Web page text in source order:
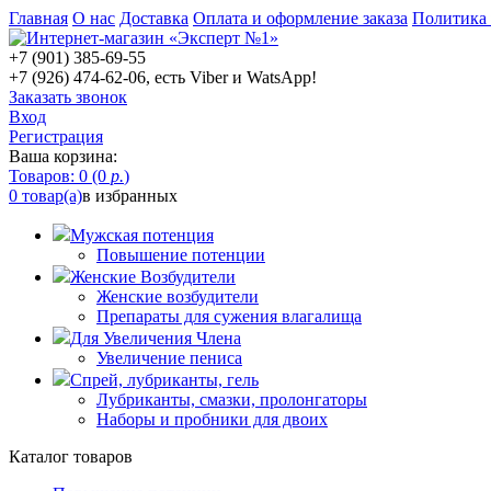
Главная О нас Доставка Оплата и оформление заказа Политика
+7 (901) 385-69-55
+7 (926) 474-62-06, есть Viber и WatsApp!
Заказать звонок
Вход
Регистрация
Ваша корзина:
Товаров: 0 (0 р.)
0 товар(а)в избранных
Мужская потенция
Повышение потенции
Женские Возбудители
Женские возбудители
Препараты для сужения влагалища
Для Увеличения Члена
Увеличение пениса
Спрей, лубриканты, гель
Лубриканты, смазки, пролонгаторы
Наборы и пробники для двоих
Каталог товаров